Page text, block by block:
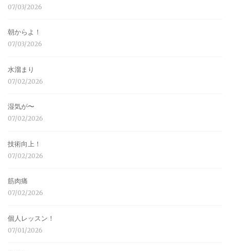
07/03/2026
朝からよ！
07/03/2026
水溜まり
07/02/2026
湿気が〜
07/02/2026
技術向上！
07/02/2026
筋肉痛
07/02/2026
個人レッスン！
07/01/2026